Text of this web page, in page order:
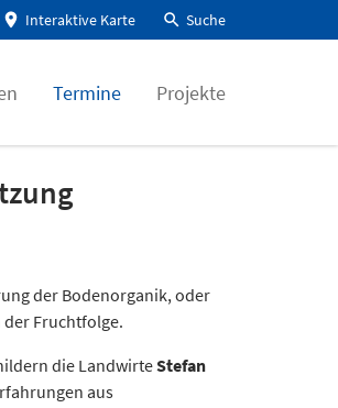
Interaktive Karte Suche
Termine Projekte
der Bodenorganik, oder
Fruchtfolge.
die LandwirteStefan
aus